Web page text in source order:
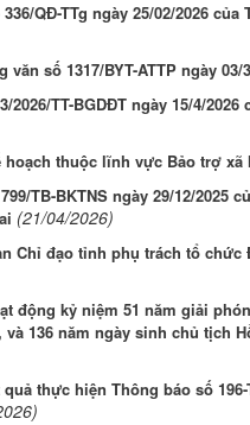
QĐ-TTg ngày 25/02/2026
số 1317/BYT-ATTP ngày 03/
TT-BGDĐT ngày 15/4/
thuộc lĩnh vực Bảo trợ xã
TB-BKTNS ngày 29/12/2025
(21/04/2026)
Chỉ đạo tỉnh phụ trách tổ
động kỷ niệm 51 năm giải
và 136 năm ngày sinh chủ tịch
thực hiện Thông báo số 196-